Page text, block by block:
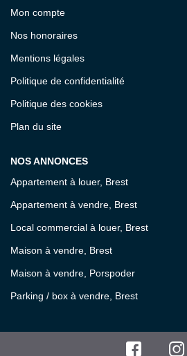
Mon compte
Nos honoraires
Mentions légales
Politique de confidentialité
Politique des cookies
Plan du site
NOS ANNONCES
Appartement à louer, Brest
Appartement à vendre, Brest
Local commercial à louer, Brest
Maison à vendre, Brest
Maison à vendre, Porspoder
Parking / box à vendre, Brest